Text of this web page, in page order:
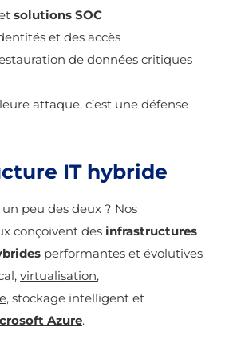
solutions SOC
et des accès
de données critiques
attaque, c’est une défense
IT hybride
peu des deux ? Nos
conçoivent des infrastructures
performantes et évolutives
virtualisation,
, stockage intelligent et
Azure.